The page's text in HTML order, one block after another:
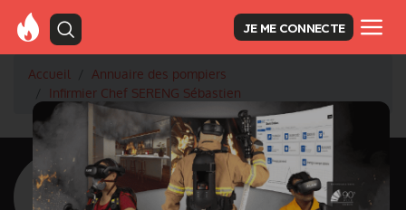
JE ME CONNECTE
Accueil
Annuaire des pompiers
Infirmier Chef SERENG Sébastien
<Retour à la liste des pompiers
SERENG Sébastien